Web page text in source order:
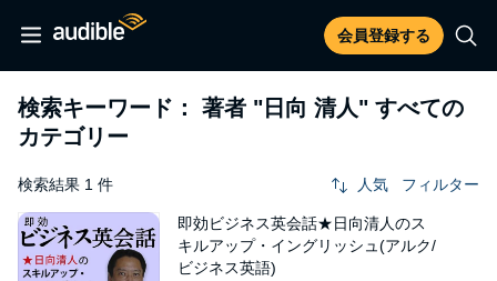
会員登録する
検索キーワード： 著者 "日向 清人" すべての
カテゴリー
検索結果 1 件 人気 フィルター
即効ビジネス英会話★日向清人のス
キルアップ・イングリッシュ(アルク/
ビジネス英語)